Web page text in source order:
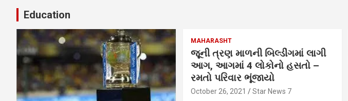
Education
MAHARASHT
જૂની ત્રણ માળની બિલ્ડીંગમાં લાગી
આગ, આગમાં 4 લોકોનો હસતો –
રમતો પરિવાર ભૂંજાયો
October 26, 2021 Star News 7